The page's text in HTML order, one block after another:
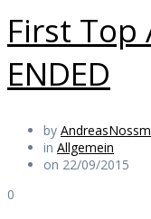
First Top
ENDED
by
in Allgemein
on 22/09/2015
0